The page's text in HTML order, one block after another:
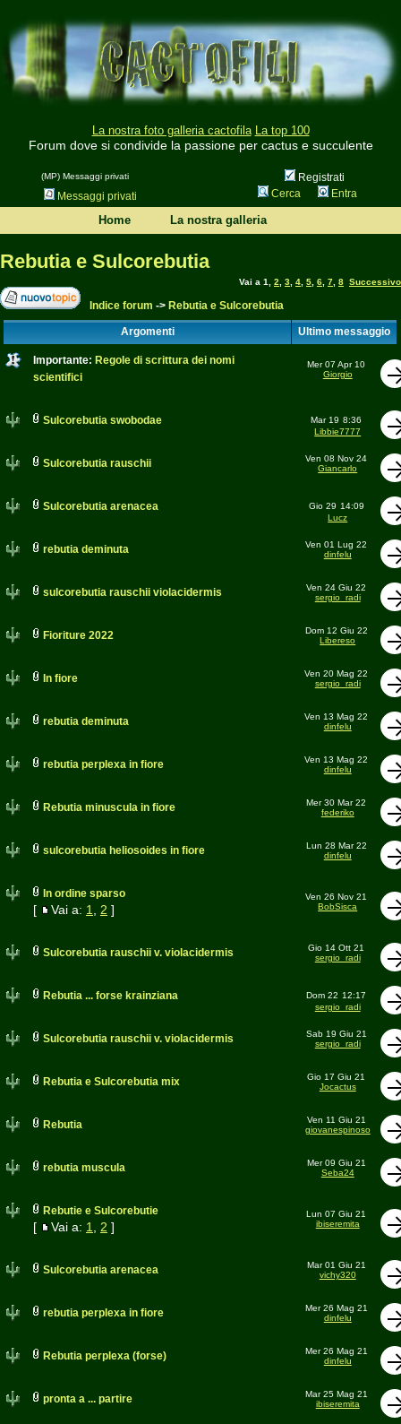
La nostra foto galleria cactofila La top 100
Forum dove si condivide la passione per cactus e succulente
(MP) Messaggi privati
Registrati
Messaggi privati
Cerca Entra
Home La nostra galleria
Rebutia e Sulcorebutia
Vai a 1 2 3 4 5 6 7 8 Successivo
Indice forum -> Rebutia e Sulcorebutia
Argomenti Ultimo messaggio
Importante: Regole di scrittura dei nomi
scientifici
Mer 07 Apr 10
Giorgio
Sulcorebutia swobodae Mar 19 8:36
Libbie7777
Sulcorebutia rauschii
Ven 08 Nov 24
Giancarlo
Sulcorebutia arenacea Gio 29 14:09
Lucz
rebutia deminuta
Ven 01 Lug 22
dinfelu
sulcorebutia rauschii violacidermis
Ven 24 Giu 22
sergio_radi
Fioriture 2022
Dom 12 Giu 22
Libereso
In fiore
Ven 20 Mag 22
sergio_radi
rebutia deminuta
Ven 13 Mag 22
dinfelu
rebutia perplexa in fiore
Ven 13 Mag 22
dinfelu
Rebutia minuscula in fiore
Mer 30 Mar 22
federiko
sulcorebutia heliosoides in fiore
Lun 28 Mar 22
dinfelu
In ordine sparso
[ Vai a: 1 2 ]
Ven 26 Nov 21
BobSisca
Sulcorebutia rauschii v. violacidermis
Gio 14 Ott 21
sergio_radi
Rebutia ... forse krainziana Dom 22 12:17
sergio_radi
Sulcorebutia rauschii v. violacidermis
Sab 19 Giu 21
sergio_radi
Rebutia e Sulcorebutia mix
Gio 17 Giu 21
Jocactus
Rebutia
Ven 11 Giu 21
giovanespinoso
rebutia muscula
Mer 09 Giu 21
Seba24
Rebutie e Sulcorebutie
[ Vai a: 1 2 ]
Lun 07 Giu 21
ibiseremita
Sulcorebutia arenacea
Mar 01 Giu 21
vichy320
rebutia perplexa in fiore
Mer 26 Mag 21
dinfelu
Rebutia perplexa (forse)
Mer 26 Mag 21
dinfelu
pronta a ... partire
Mar 25 Mag 21
ibiseremita